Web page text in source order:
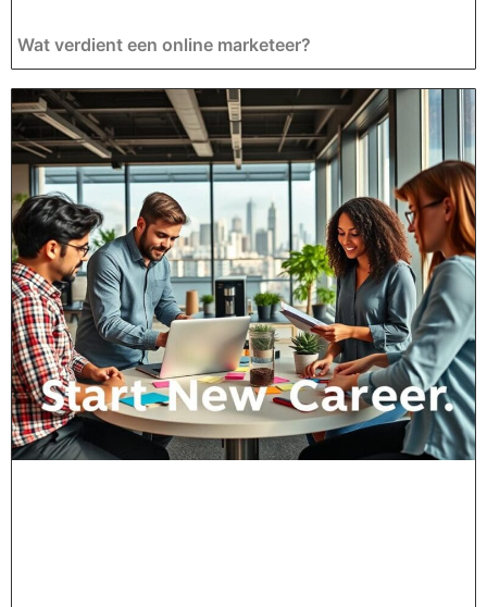
Wat verdient een online marketeer?